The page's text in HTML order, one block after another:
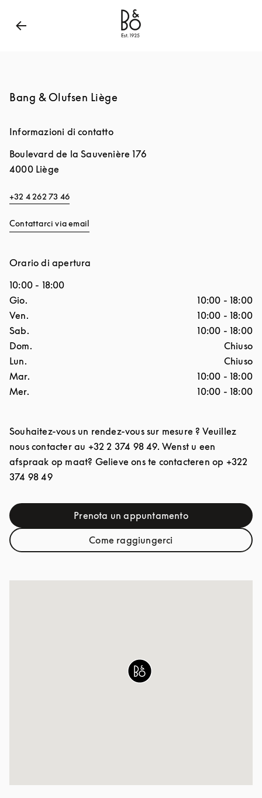
Bang & Olufsen - Exist to Create
Bang & Olufsen Liège
Informazioni di contatto
Boulevard de la Sauvenière 176
4000 Liège
+32 4 262 73 46
Contattarci via email
Orario di apertura
10:00 - 18:00
Giorno della settimana
Gio. 10:00 - 18:00
Ven.
10:00 - 18:00
Sab.
10:00 - 18:00
Dom.
Chiuso
Lun.
Chiuso
Mar.
10:00 - 18:00
Mer.
10:00 - 18:00
Souhaitez-vous un rendez-vous sur mesure ? Veuillez
nous contacter au +32 2 374 98 49. Wenst u een
afspraak op maat? Gelieve ons te contacteren op +322
374 98 49
Prenota un appuntamento
Link Opens in New Tab
Come raggiungerciLink Opens in New Tab